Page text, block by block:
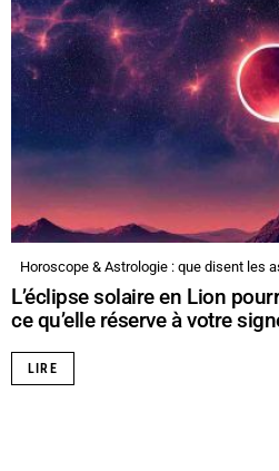
Horoscope & Astrologie : que disent les
L’éclipse solaire en Lion
ce qu’elle réserve à votre
LIRE